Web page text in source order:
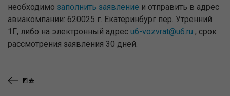
необходимо заполнить заявление и отправить в адрес
авиакомпании: 620025 г. Екатеринбург пер. Утренний
1Г, либо на электронный адрес u6-vozvrat@u6.ru , срок
рассмотрения заявления 30 дней.
回去